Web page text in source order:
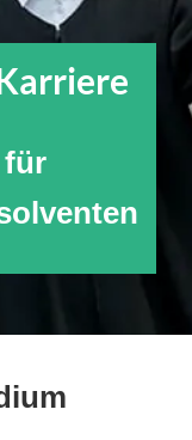
für